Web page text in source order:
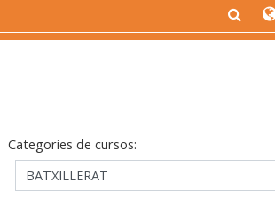
Categories de cursos: